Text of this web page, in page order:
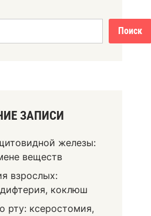
Поиск
ЗАПИСИ
железы:
веществ
взрослых:
коклюш
рту: ксеростомия,